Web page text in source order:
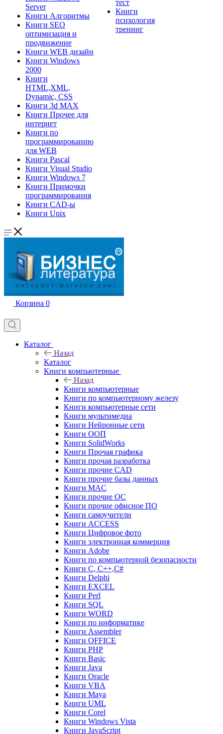
Server
Книги Алгоритмы
Книги SEO
оптимизация и
продвижение
Книги WEB дизайн
Книги Windows
2000
Книги
HTML,XML,
Dynamic, CSS
Книги 3d MAX
Книги Прочее для
интернет
Книги по
программированию
для WEB
Книги Pascal
Книги Visual Studio
Книги Windows 7
Книги Примочки
программирования
Книги CAD-ы
Книги Unix
тест
Книги
психология
тренинг
Корзина 0
Каталог
Назад
Каталог
Книги компьютерные
Назад
Книги компьютерные
Книги по компьютерному железу
Книги компьютерные сети
Книги мультимедиа
Книги Нейронные сети
Книги ООП
Книги SolidWorks
Книги Прочая графика
Книги прочая разработка
Книги прочие CAD
Книги прочие базы данных
Книги MAC
Книги прочие ОС
Книги прочие офисное ПО
Книги самоучители
Книги ACCESS
Книги Цифровое фото
Книги электронная коммерция
Книги Adobe
Книги по компьютерной безопасности
Книги C, C++,С#
Книги Delphi
Книги EXCEL
Книги Perl
Книги SQL
Книги WORD
Книги по информатике
Книги Assembler
Книги OFFICE
Книги PHP
Книги Basic
Книги Java
Книги Oracle
Книги VBA
Книги Maya
Книги UML
Книги Corel
Книги Windows Vista
Книги JavaScript